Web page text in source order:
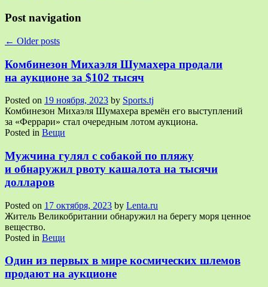
Post navigation
← Older posts
Комбинезон Михаэля Шумахера продали
на аукционе за $102 тысяч
Posted on 19 ноября, 2023 by Sports.tj
Комбинезон Михаэля Шумахера времён его выступлений
за «Феррари» стал очередным лотом аукциона.
Posted in Вещи
Мужчина гулял с собакой по пляжу
и обнаружил рвоту кашалота на тысячи
долларов
Posted on 17 октября, 2023 by Lenta.ru
Житель Великобритании обнаружил на берегу моря ценное
вещество.
Posted in Вещи
Один из первых в мире космических шлемов
продают на аукционе